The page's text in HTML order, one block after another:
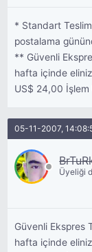
* Standart
postalama
** Güvenli
hafta içinde
US$ 24,00 İşlem
05-11-2007,
Üyeliği
Güvenli Ekspres
hafta içinde